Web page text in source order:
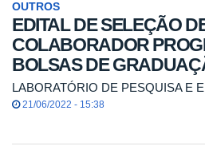
OUTROS
EDITAL DE SELEÇÃO
COLABORADOR
BOLSAS DE
LABORATÓRIO DE PESQUISA E
21/06/2022 - 15:38